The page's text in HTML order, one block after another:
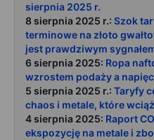
sierpnia 2025 r.
8 sierpnia 2025 r.: Szok
terminowe na złoto
jest prawdziwym
6 sierpnia 2025: Ropa
wzrostem podaży a
5 sierpnia 2025 r.: Taryfy
chaos i metale, które
4 sierpnia 2025: Raport
ekspozycję na metale i